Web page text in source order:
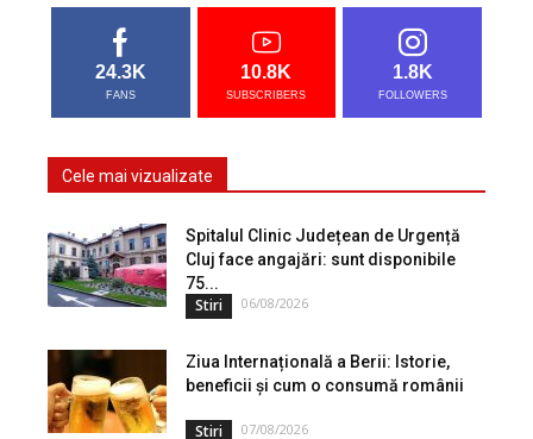
24.3K
FANS
10.8K
SUBSCRIBERS
1.8K
FOLLOWERS
Cele mai vizualizate
Spitalul Clinic Județean de Urgență
Cluj face angajări: sunt disponibile
75...
Stiri 06/08/2026
Ziua Internațională a Berii: Istorie,
beneficii și cum o consumă românii
Stiri 07/08/2026